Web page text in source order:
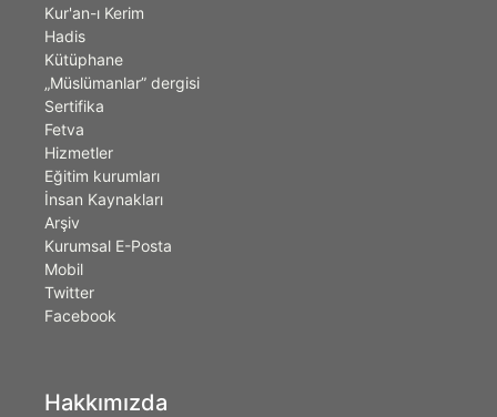
Kur'an-ı Kerim
Hadis
Kütüphane
„Müslümanlar” dergisi
Sertifika
Fetva
Hizmetler
Eğitim kurumları
İnsan Kaynakları
Arşiv
Kurumsal E-Posta
Mobil
Twitter
Facebook
Hakkımızda